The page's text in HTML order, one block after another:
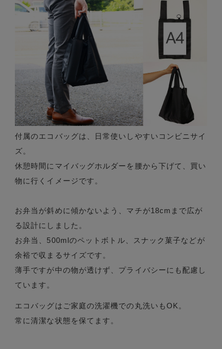
付属のエコバッグは、日常使いしやすいコンビニサイ
ズ。
休憩時間にマイバッグホルダーを腰から下げて、買い
物に行くイメージです。
お弁当が斜めに傾かないよう、マチが18cmまで広が
る設計にしました。
お弁当、500mlのペットボトル、スナック菓子などが
余裕で収まるサイズです。
薄手ですが中の物が透けず、プライバシーにも配慮し
ています。
エコバッグはご家庭の洗濯機での丸洗いもOK。
常に清潔な状態を保てます。